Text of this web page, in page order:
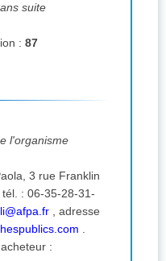
suite
: 87
l'organisme
, adresse
.
: